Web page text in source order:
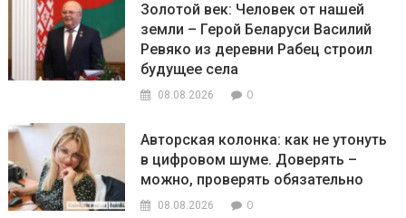
Золотой век: Человек от нашей
земли – Герой Беларуси Василий
Ревяко из деревни Рабец строил
будущее села
08.08.2026 0
Авторская колонка: как не утонуть
в цифровом шуме. Доверять –
можно, проверять обязательно
08.08.2026 0